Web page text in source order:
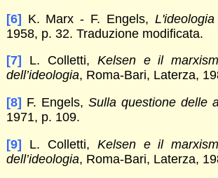
[6] K. Marx - F. Engels,
1958, p. 32. Traduzione modificata.
[7]
L. Colletti, Kelsen e il
dell’ideologia, Roma-Bari, Laterza,
[8] F. Engels, Sulla questione delle
1971, p. 109.
[9] L. Colletti, Kelsen e il
dell’ideologia, Roma-Bari, Laterza,